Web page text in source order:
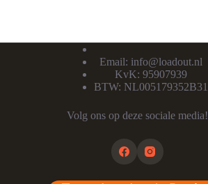
Email: info@loadout.nl
KvK: 95907939
BTW: NL005179352B31
Volg ons op deze sociale media!